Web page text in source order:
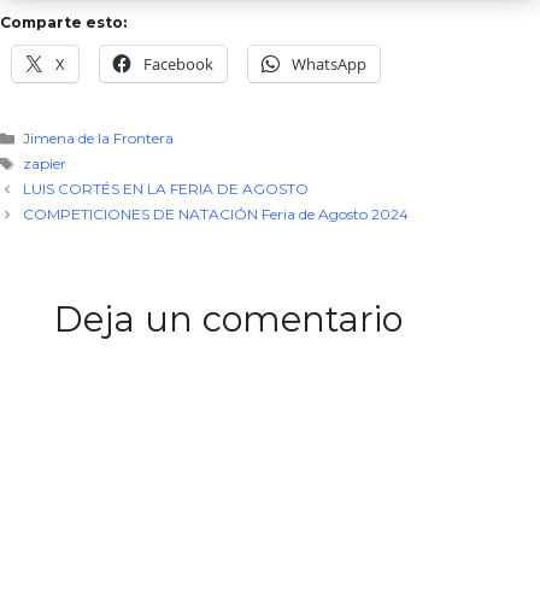
Comparte esto:
X Facebook WhatsApp
Categorías
Jimena de la Frontera
Etiquetas
zapier
LUIS CORTÉS EN LA FERIA DE AGOSTO
COMPETICIONES DE NATACIÓN Feria de Agosto 2024
Deja un comentario